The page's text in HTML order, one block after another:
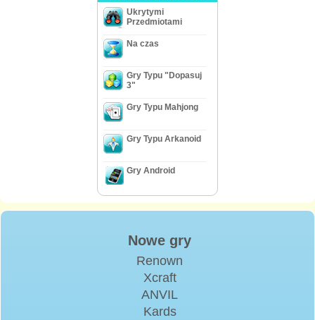
Ukrytymi
Przedmiotami
Na czas
Gry Typu "Dopasuj
3"
Gry Typu Mahjong
Gry Typu Arkanoid
Gry Android
Nowe gry
Renown
Xcraft
ANVIL
Kards